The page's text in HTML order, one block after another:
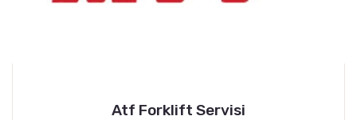
Atf Forklift Servisi